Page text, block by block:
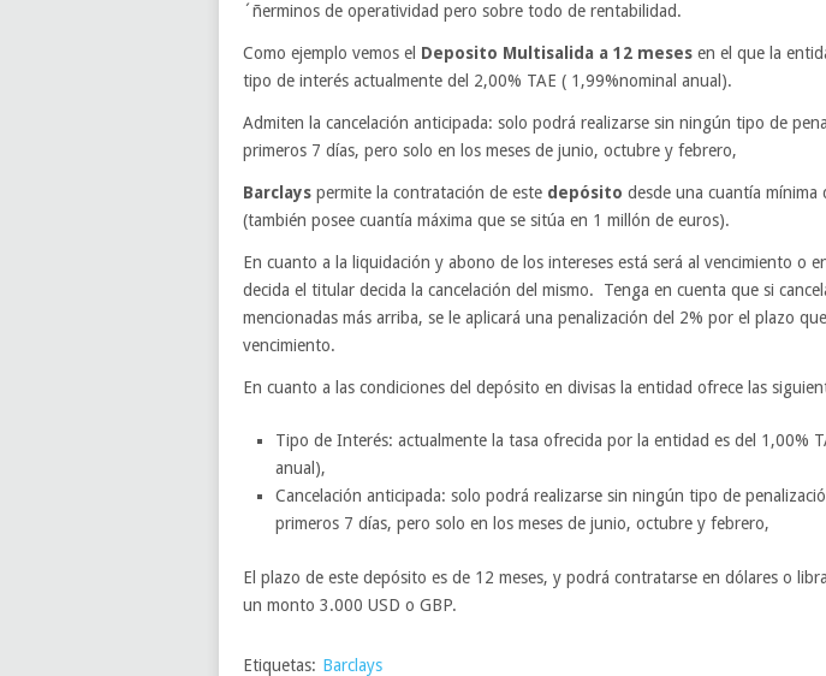
´ñerminos de operatividad pero sobre todo de rentabilidad.
Como ejemplo vemos el Deposito Multisalida a 12 meses en el que la
tipo de interés actualmente del 2,00% TAE ( 1,99%nominal anual).
Admiten la cancelación anticipada: solo podrá realizarse sin ningún tipo de
primeros 7 días, pero solo en los meses de junio, octubre y febrero,
Barclays permite la contratación de este depósito desde una cuantía mínima
(también posee cuantía máxima que se sitúa en 1 millón de euros).
En cuanto a la liquidación y abono de los intereses está será al vencimiento o
decida el titular decida la cancelación del mismo. Tenga en cuenta que si
mencionadas más arriba, se le aplicará una penalización del 2% por el plazo
vencimiento.
En cuanto a las condiciones del depósito en divisas la entidad ofrece las
Tipo de Interés: actualmente la tasa ofrecida por la entidad es del 1,00%
anual),
Cancelación anticipada: solo podrá realizarse sin ningún tipo de
primeros 7 días, pero solo en los meses de junio, octubre y febrero,
El plazo de este depósito es de 12 meses, y podrá contratarse en dólares o
un monto 3.000 USD o GBP.
Etiquetas: Barclays